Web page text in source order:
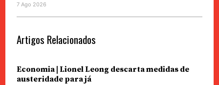
7 Ago 2026
Artigos Relacionados
Economia | Lionel Leong descarta medidas de
austeridade para já